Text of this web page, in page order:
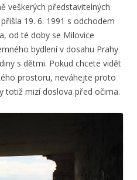
veškerých představitelných
19. 6. 1991 s odchodem
od té doby se Milovice
bydlení v dosahu Prahy
s dětmi. Pokud chcete vidět
prostoru, neváhejte proto
totiž mizí doslova před očima.